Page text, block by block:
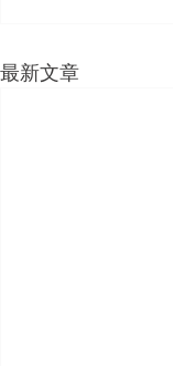
最新文章